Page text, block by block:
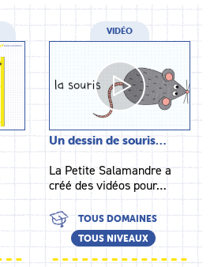
VIDÉO
Un dessin de souris…
La Petite Salamandre a
créé des vidéos pour…
TOUS DOMAINES
TOUS NIVEAUX